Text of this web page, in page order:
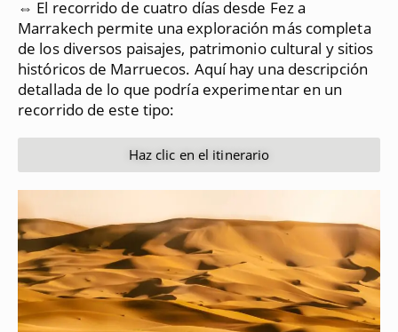
⇔ El recorrido de cuatro días desde Fez a
Marrakech permite una exploración más completa
de los diversos paisajes, patrimonio cultural y sitios
históricos de Marruecos. Aquí hay una descripción
detallada de lo que podría experimentar en un
recorrido de este tipo:
Haz clic en el itinerario